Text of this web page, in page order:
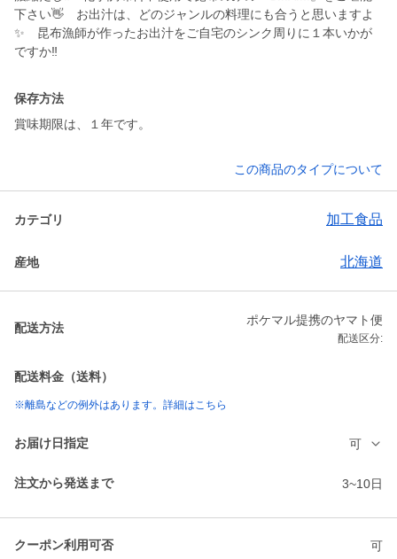
下さい👋 お出汁は、どのジャンルの料理にも合うと思いますよ
✨ 昆布漁師が作ったお出汁をご自宅のシンク周りに１本いかが
ですか‼
保存方法
賞味期限は、１年です。
この商品のタイプについて
カテゴリ 加工食品
産地 北海道
配送方法
ポケマル提携のヤマト便
配送区分:
配送料金（送料）
※離島などの例外はあります。詳細はこちら
お届け日指定 可
注文から発送まで 3~10日
クーポン利用可否 可